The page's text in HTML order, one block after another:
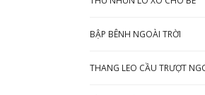
BẬP BÊNH NGOÀI TRỜI
THANG LEO CẦU TRƯỢT